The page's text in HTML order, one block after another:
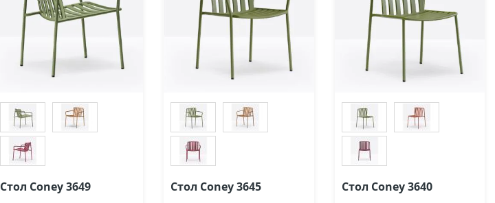
Стол Coney 3649 Стол Coney 3645 Стол Coney 3640